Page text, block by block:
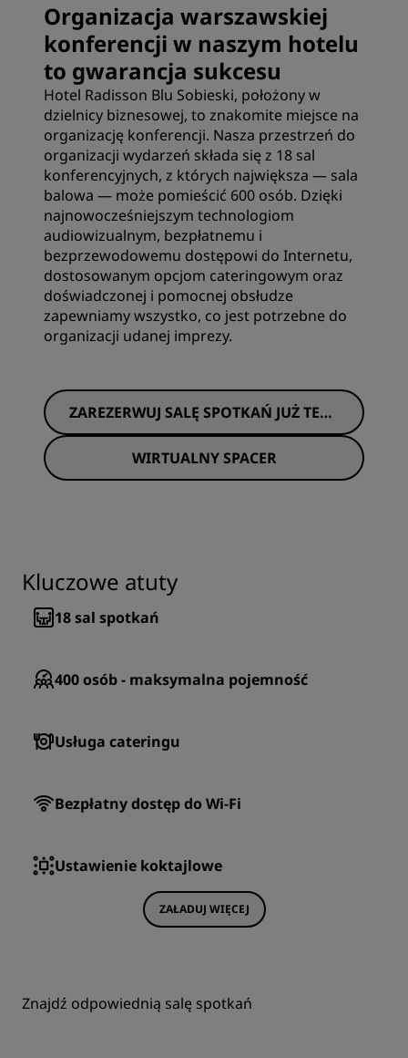
Organizacja warszawskiej
konferencji w naszym hotelu
to gwarancja sukcesu
Hotel Radisson Blu Sobieski, położony w
dzielnicy biznesowej, to znakomite miejsce na
organizację konferencji. Nasza przestrzeń do
organizacji wydarzeń składa się z 18 sal
konferencyjnych, z których największa — sala
balowa — może pomieścić 600 osób. Dzięki
najnowocześniejszym technologiom
audiowizualnym, bezpłatnemu i
bezprzewodowemu dostępowi do Internetu,
dostosowanym opcjom cateringowym oraz
doświadczonej i pomocnej obsłudze
zapewniamy wszystko, co jest potrzebne do
organizacji udanej imprezy.
ZAREZERWUJ SALĘ SPOTKAŃ JUŻ TERA
Z
WIRTUALNY SPACER
Kluczowe atuty
18sal spotkań
400osób - maksymalna pojemność
Usługa cateringu
Bezpłatny dostęp do Wi-Fi
Ustawienie koktajlowe
ZAŁADUJ WIĘCEJ
Znajdź odpowiednią salę spotkań